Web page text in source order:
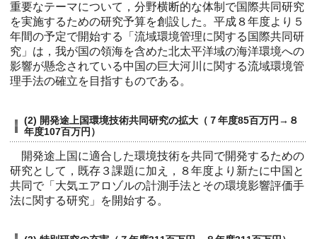
重要なテーマについて，分野横断的な体制で国際共同研究
を実施するための研究予算を創設した。平成８年度より５
年間の予定で開始する「流域環境管理に関する国際共同研
究」は，我が国の領海を含めた北太平洋域の海洋環境への
影響が懸念されている中国の巨大河川に関する流域環境管
理手法の確立を目指すものである。
(2) 開発途上国環境技術共同研究の拡大（７年度85百万円→８
年度107百万円）
開発途上国に適合した環境技術を共同で開発するための
研究として，既存３課題に加え，８年度より新たに中国と
共同で「大気エアロゾルの計測手法とその環境影響評価手
法に関する研究」を開始する。